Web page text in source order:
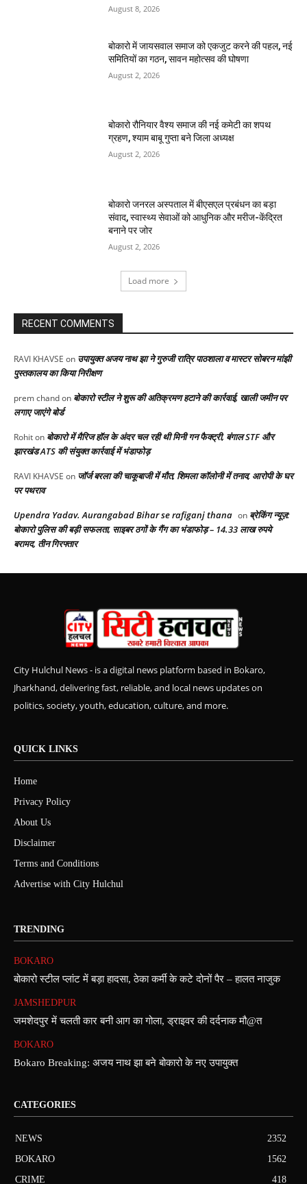
August 8, 2026
बोकारो में जायसवाल समाज को एकजुट करने की पहल, नई
समितियों का गठन, सावन महोत्सव की घोषणा
August 2, 2026
बोकारो रौनियार वैश्य समाज की नई कमेटी का शपथ
ग्रहण, श्याम बाबू गुप्ता बने जिला अध्यक्ष
August 2, 2026
बोकारो जनरल अस्पताल में बीएसएल प्रबंधन का बड़ा
संवाद, स्वास्थ्य सेवाओं को आधुनिक और मरीज-केंद्रित
बनाने पर जोर
August 2, 2026
Load more
RECENT COMMENTS
RAVI KHAVSE on उपायुक्त अजय नाथ झा ने गुरुजी रात्रि पाठशाला व मास्टर सोबरन मांझी
पुस्तकालय का किया निरीक्षण
prem chandon बोकारो स्टील ने शुरू की अतिक्रमण हटाने की कार्रवाई, खाली जमीन पर
लगाए जाएंगे बोर्ड
Rohiton बोकारो में मैरिज हॉल के अंदर चल रही थी मिनी गन फैक्ट्री, बंगाल STF और
झारखंड ATS की संयुक्त कार्रवाई में भंडाफोड़
RAVI KHAVSE on जॉर्ज बरला की चाकूबाजी में मौत, शिमला कॉलोनी में तनाव, आरोपी के घर
पर पथराव
Upendra Yadav. Aurangabad Bihar se rafiganj thana on ब्रेकिंग न्यूज़:
बोकारो पुलिस की बड़ी सफलता, साइबर ठगों के गैंग का भंडाफोड़ – 14.33 लाख रुपये
बरामद, तीन गिरफ्तार
City Hulchul News - is a digital news platform based in Bokaro,
Jharkhand, delivering fast, reliable, and local news updates on
politics, society, youth, education, culture, and more.
QUICK LINKS
Home
Privacy Policy
About Us
Disclaimer
Terms and Conditions
Advertise with City Hulchul
TRENDING
BOKARO
बोकारो स्टील प्लांट में बड़ा हादसा, ठेका कर्मी के कटे दोनों पैर – हालत नाजुक
JAMSHEDPUR
जमशेदपुर में चलती कार बनी आग का गोला, ड्राइवर की दर्दनाक मौ@त
BOKARO
Bokaro Breaking: अजय नाथ झा बने बोकारो के नए उपायुक्त
CATEGORIES
NEWS
2352
BOKARO
1562
CRIME
418